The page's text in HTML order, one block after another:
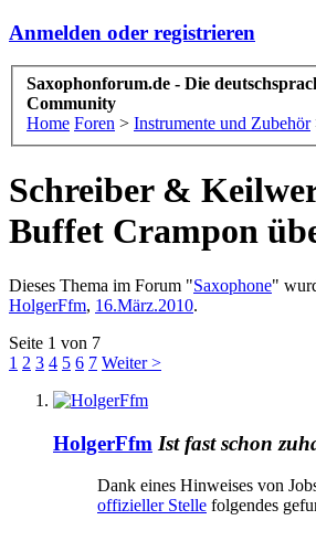
Anmelden oder registrieren
Saxophonforum.de - Die
Community
Home Foren > Instrumente und Zubehör
Schreiber &
Buffet Crampon
Dieses Thema im Forum "Saxophone"
HolgerFfm, 16.März.2010.
Seite 1 von 7
1 2 3 4 5 6 7 Weiter >
HolgerFfm Ist fast schon
Dank eines Hinweises von
offizieller Stelle folgendes